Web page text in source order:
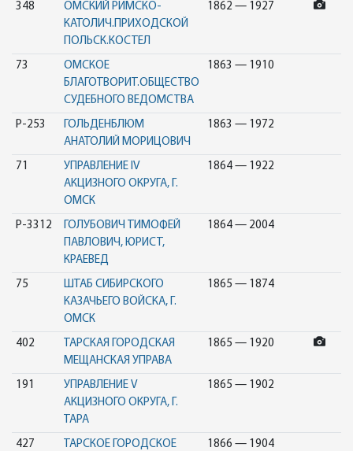
348
ОМСКИЙ РИМСКО-
КАТОЛИЧ.ПРИХОДСКОЙ
ПОЛЬСК.КОСТЕЛ
1862 — 1927
73
ОМСКОЕ
БЛАГОТВОРИТ.ОБЩЕСТВО
СУДЕБНОГО ВЕДОМСТВА
1863 — 1910
Р-253
ГОЛЬДЕНБЛЮМ
АНАТОЛИЙ МОРИЦОВИЧ
1863 — 1972
71
УПРАВЛЕНИЕ IV
АКЦИЗНОГО ОКРУГА, Г.
ОМСК
1864 — 1922
Р-3312
ГОЛУБОВИЧ ТИМОФЕЙ
ПАВЛОВИЧ, ЮРИСТ,
КРАЕВЕД
1864 — 2004
75
ШТАБ СИБИРСКОГО
КАЗАЧЬЕГО ВОЙСКА, Г.
ОМСК
1865 — 1874
402
ТАРСКАЯ ГОРОДСКАЯ
МЕЩАНСКАЯ УПРАВА
1865 — 1920
191
УПРАВЛЕНИЕ V
АКЦИЗНОГО ОКРУГА, Г.
ТАРА
1865 — 1902
427
ТАРСКОЕ ГОРОДСКОЕ
1866 — 1904